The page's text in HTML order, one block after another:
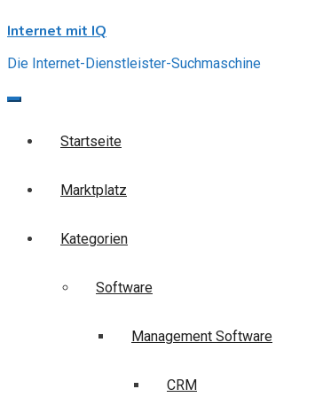
to
Internet mit IQ
Die Internet-Dienstleister-Suchmaschine
Startseite
Marktplatz
Kategorien
Software
Management Software
CRM